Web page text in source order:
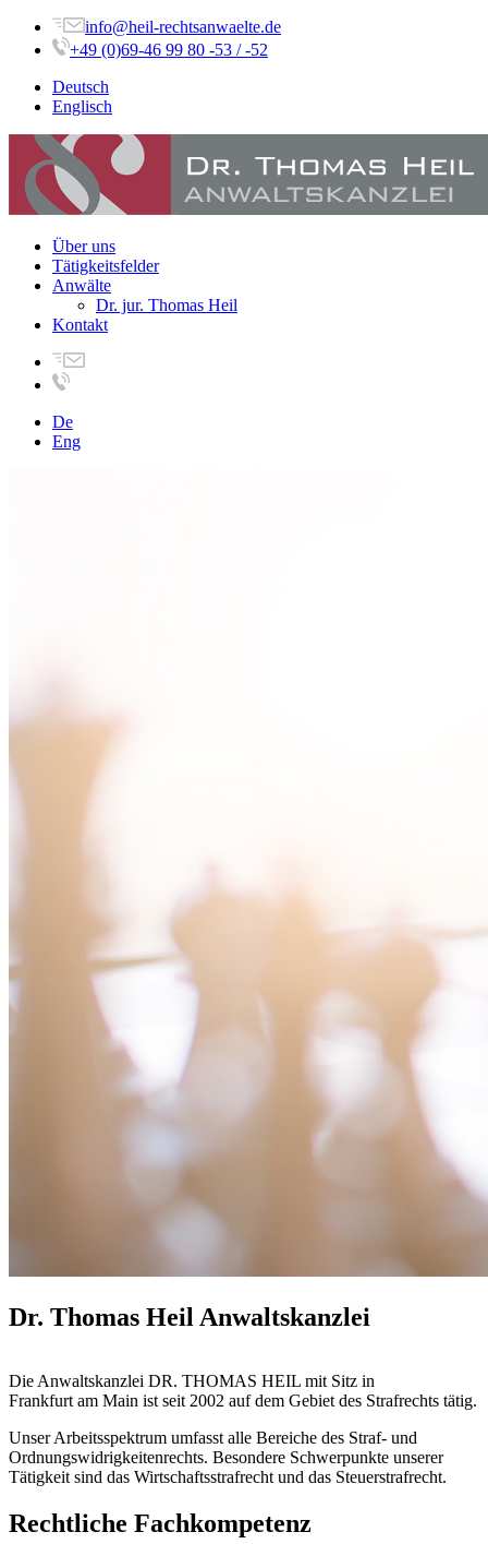
info@heil-rechtsanwaelte.de
+49 (0)69-46 99 80 -53 / -52
Deutsch
Englisch
Über uns
Tätigkeitsfelder
Anwälte
Dr. jur. Thomas Heil
Kontakt
De
Eng
Dr. Thomas Heil Anwaltskanzlei
Die Anwaltskanzlei DR. THOMAS HEIL mit Sitz in
Frankfurt am Main ist seit 2002 auf dem Gebiet des Strafrechts tätig.
Unser Arbeitsspektrum umfasst alle Bereiche des Straf- und
Ordnungswidrigkeitenrechts. Besondere Schwerpunkte unserer
Tätigkeit sind das Wirtschaftsstrafrecht und das Steuerstrafrecht.
Rechtliche Fachkompetenz